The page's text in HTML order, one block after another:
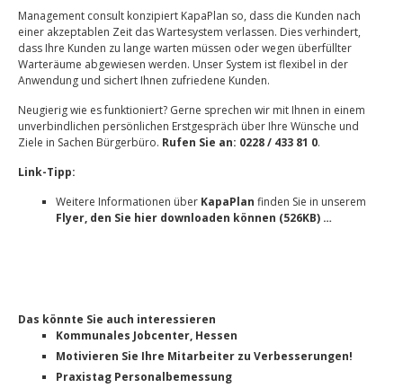
Management consult konzipiert KapaPlan so, dass die Kunden nach
einer akzeptablen Zeit das Wartesystem verlassen. Dies verhindert,
dass Ihre Kunden zu lange warten müssen oder wegen überfüllter
Warteräume abgewiesen werden. Unser System ist flexibel in der
Anwendung und sichert Ihnen zufriedene Kunden.
Neugierig wie es funktioniert? Gerne sprechen wir mit Ihnen in einem
unverbindlichen persönlichen Erstgespräch über Ihre Wünsche und
Ziele in Sachen Bürgerbüro. Rufen Sie an: 0228 / 433 81 0.
Link-Tipp:
Weitere Informationen über KapaPlan finden Sie in unserem
Flyer, den Sie hier downloaden können (526KB) …
Das könnte Sie auch interessieren
Kommunales Jobcenter, Hessen
Motivieren Sie Ihre Mitarbeiter zu Verbesserungen!
Praxistag Personalbemessung